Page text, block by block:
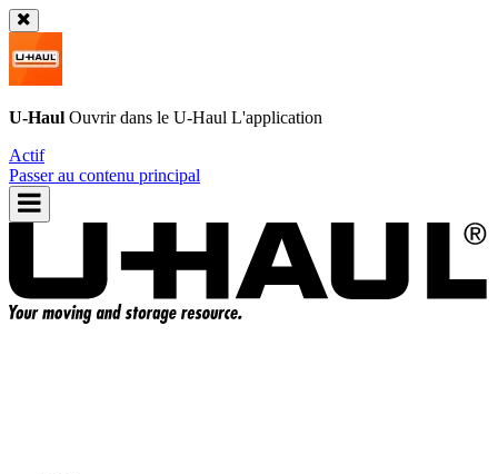
U-Haul Ouvrir dans le U-Haul L'application
Actif
Passer au contenu principal